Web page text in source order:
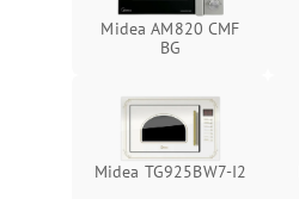
Midea AM820 CMF
BG
Midea TG925BW7-I2